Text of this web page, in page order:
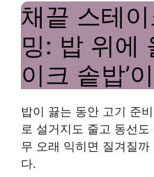
채끝 스테
밍: 밥 위에
이크 솥밥’
밥이 끓는 동안 고기 준
로 설거지도 줄고 동선
무 오래 익히면 질겨질
다.